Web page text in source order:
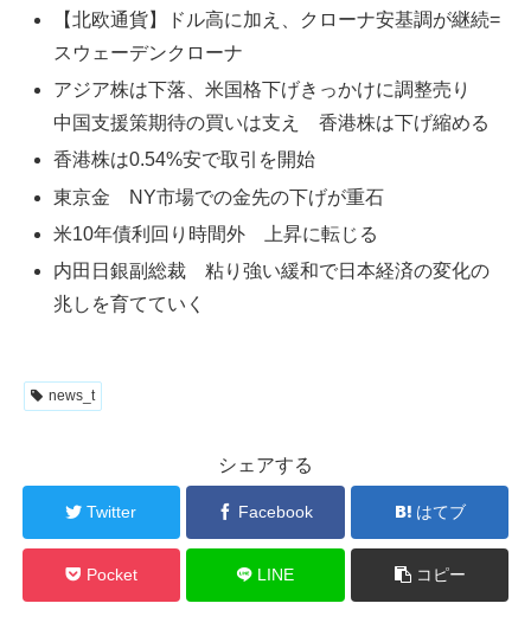
【北欧通貨】ドル高に加え、クローナ安基調が継続=
スウェーデンクローナ
アジア株は下落、米国格下げきっかけに調整売り
中国支援策期待の買いは支え 香港株は下げ縮める
香港株は0.54%安で取引を開始
東京金 NY市場での金先の下げが重石
米10年債利回り時間外 上昇に転じる
内田日銀副総裁 粘り強い緩和で日本経済の変化の
兆しを育てていく
news_t
シェアする
Twitter Facebook はてブ
Pocket LINE コピー